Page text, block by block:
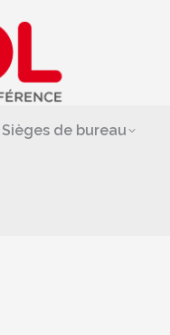
Sièges de bureau
support-bras